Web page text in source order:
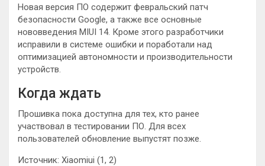
Новая версия ПО содержит февральский патч
безопасности Google, а также все основные
нововведения MIUI 14. Кроме этого разработчики
исправили в системе ошибки и поработали над
оптимизацией автономности и производительности
устройств.
Когда ждать
Прошивка пока доступна для тех, кто ранее
участвовал в тестировании ПО. Для всех
пользователей обновление выпустят позже.
Источник: Xiaomiui (1, 2)